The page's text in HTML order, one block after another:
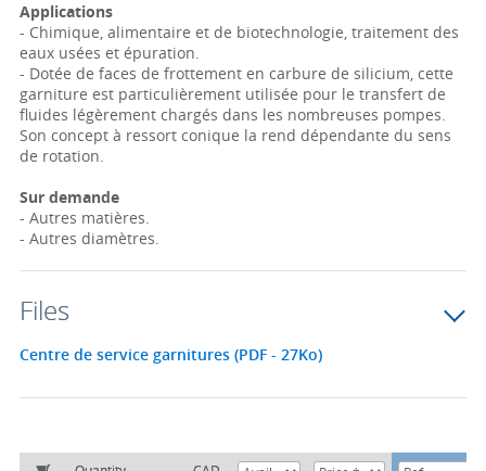
Applications
- Chimique, alimentaire et de biotechnologie, traitement des
eaux usées et épuration.
- Dotée de faces de frottement en carbure de silicium, cette
garniture est particulièrement utilisée pour le transfert de
fluides légèrement chargés dans les nombreuses pompes.
Son concept à ressort conique la rend dépendante du sens
de rotation.
Sur demande
- Autres matières.
- Autres diamètres.
Files
Centre de service garnitures (PDF - 27Ko)